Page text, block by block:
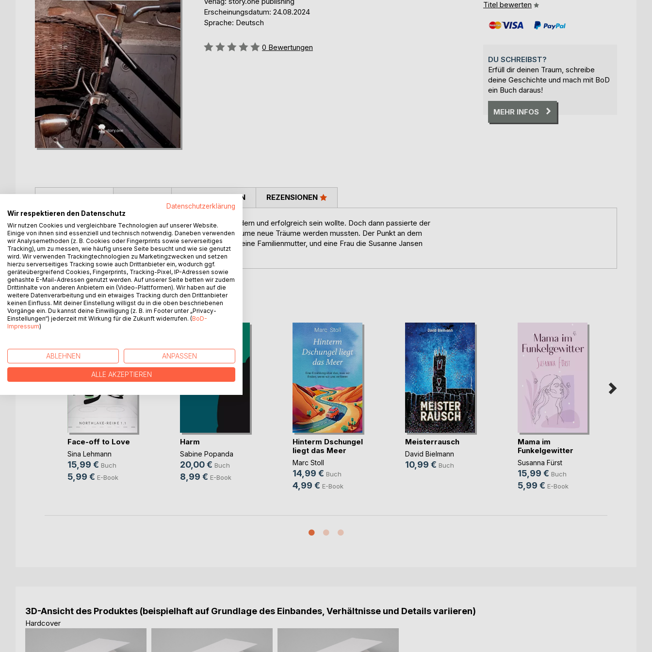
Erscheinungsdatum: 24.08.2024
Sprache: Deutsch
Bewertung::
0 Bewertungen
Titel bewerten
DU SCHREIBST?
Erfüll dir deinen Traum, schreibe
deine Geschichte und mach mit BoD
ein Buch daraus!
MEHR INFOS
Susanne Jansen, das war ich. Eine junge Frau welche modern und erfolgreich sein wollte. Doch dann passierte der
Wendepunkt meines Lebens, der Punkt in dem meine Träume neue Träume werden mussten. Der Punkt an dem
Susanne Schubert geboren wurde. Eine erwachsen Frau, eine Familienmutter, und eine Frau die Susanne Jansen
niemals sein wollte.
PRESSESTIMMEN REZENSIONEN
WEITERE TITEL BEIBoD
Face-off to Love
Sina Lehmann
15,99 € Buch
5,99 € E-Book
Harm
Sabine Popanda
20,00 € Buch
8,99 € E-Book
Hinterm Dschungel
liegt das Meer
Marc Stoll
14,99 € Buch
4,99 € E-Book
Meisterrausch
David Bielmann
10,99 € Buch
Mama im
Funkelgewitter
Susanna Fürst
15,99 € Buch
5,99 € E-Book
3D-Ansicht des Produktes (beispielhaft auf Grundlage des Einbandes, Verhältnisse und Details variieren)
Hardcover
Datenschutzerklärung
Wir respektieren den Datenschutz
Wir nutzen Cookies und vergleichbare Technologien auf unserer Website.
Einige von ihnen sind essenziell und technisch notwendig. Daneben verwenden
wir Analysemethoden (z. B. Cookies oder Fingerprints sowie serverseitiges
Tracking), um zu messen, wie häufig unsere Seite besucht und wie sie genutzt
wird. Wir verwenden Trackingtechnologien zu Marketingzwecken und setzen
hierzu serverseitiges Tracking sowie auch Drittanbieter ein, wodurch ggf.
geräteübergreifend Cookies, Fingerprints, Tracking-Pixel, IP-Adressen sowie
gehashte E-Mail-Adressen genutzt werden. Auf unserer Seite betten wir zudem
Drittinhalte von anderen Anbietern ein (Video-Plattformen). Wir haben auf die
weitere Datenverarbeitung und ein etwaiges Tracking durch den Drittanbieter
keinen Einfluss. Mit deiner Einstellung willigst du in die oben beschriebenen
Vorgänge ein. Du kannst deine Einwilligung (z. B. im Footer unter „Privacy-
Einstellungen“) jederzeit mit Wirkung für die Zukunft widerrufen. (BoD-
Impressum)
ABLEHNEN ANPASSEN
ALLE AKZEPTIEREN